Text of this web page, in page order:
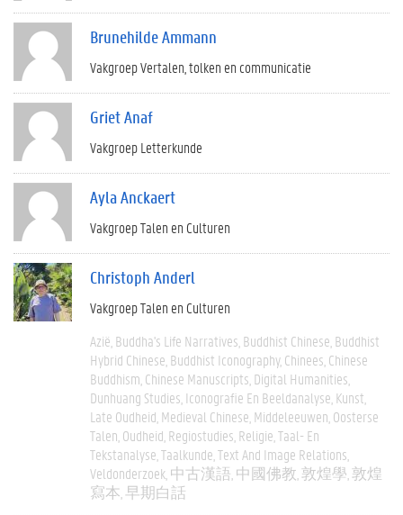
Brunehilde Ammann
Vakgroep Vertalen, tolken en communicatie
Griet Anaf
Vakgroep Letterkunde
Ayla Anckaert
Vakgroep Talen en Culturen
Christoph Anderl
Vakgroep Talen en Culturen
Azië Buddha's Life Narratives Buddhist Chinese Buddhist
Hybrid Chinese Buddhist Iconography Chinees Chinese
Buddhism Chinese Manuscripts Digital Humanities
Dunhuang Studies Iconografie En Beeldanalyse Kunst
Late Oudheid Medieval Chinese Middeleeuwen Oosterse
Talen Oudheid Regiostudies Religie Taal- En
Tekstanalyse Taalkunde Text And Image Relations
Veldonderzoek 中古漢語 中國佛教 敦煌學 敦煌
寫本 早期白話